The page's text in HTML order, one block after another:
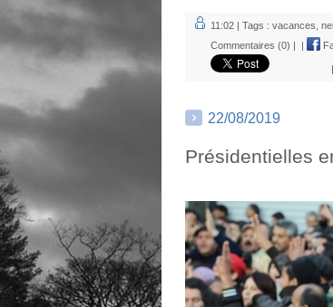
11:02 | Tags : vacances
Commentaires (0) | |
|
22/08/2019
Présidentielles